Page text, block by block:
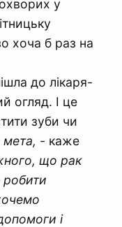
у
хоча б раз на
до лікаря-
огляд. І це
зуби чи
- каже
що рак
і